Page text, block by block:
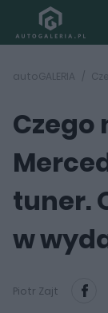
autoGALERIA
Czego
tuner.
w
Piotr Zajt